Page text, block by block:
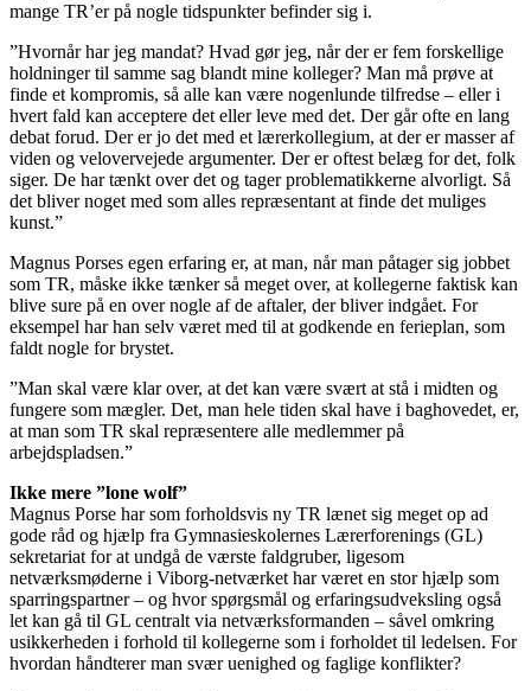
mange TR’er på nogle tidspunkter befinder sig i.
”Hvornår har jeg mandat? Hvad gør jeg, når der er fem forskellige
holdninger til samme sag blandt mine kolleger? Man må prøve at
finde et kompromis, så alle kan være nogenlunde tilfredse – eller i
hvert fald kan acceptere det eller leve med det. Der går ofte en lang
debat forud. Der er jo det med et lærerkollegium, at der er masser af
viden og velovervejede argumenter. Der er oftest belæg for det, folk
siger. De har tænkt over det og tager problematikkerne alvorligt. Så
det bliver noget med som alles repræsentant at finde det muliges
kunst.”
Magnus Porses egen erfaring er, at man, når man påtager sig jobbet
som TR, måske ikke tænker så meget over, at kollegerne faktisk kan
blive sure på en over nogle af de aftaler, der bliver indgået. For
eksempel har han selv været med til at godkende en ferieplan, som
faldt nogle for brystet.
”Man skal være klar over, at det kan være svært at stå i midten og
fungere som mægler. Det, man hele tiden skal have i baghovedet, er,
at man som TR skal repræsentere alle medlemmer på
arbejdspladsen.”
Ikke mere ”lone wolf”
Magnus Porse har som forholdsvis ny TR lænet sig meget op ad
gode råd og hjælp fra Gymnasieskolernes Lærerforenings (GL)
sekretariat for at undgå de værste faldgruber, ligesom
netværksmøderne i Viborg-netværket har været en stor hjælp som
sparringspartner – og hvor spørgsmål og erfaringsudveksling også
let kan gå til GL centralt via netværksformanden – såvel omkring
usikkerheden i forhold til kollegerne som i forholdet til ledelsen. For
hvordan håndterer man svær uenighed og faglige konflikter?